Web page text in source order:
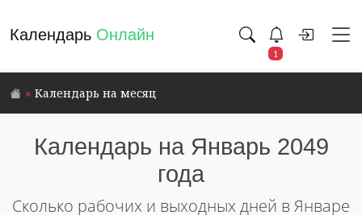
Календарь Онлайн
1
Календарь на месяц
Календарь на Январь 2049
года
Сколько рабочих и выходных дней в Январе